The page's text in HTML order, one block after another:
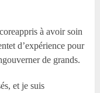
à avoir soin
d’expérience pour
de grands.
et je suis